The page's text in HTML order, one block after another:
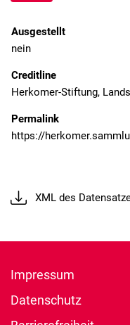
Ausgestellt
nein
Creditline
Herkomer-Stiftung,
Permalink
XML des
Impressum
Datenschutz